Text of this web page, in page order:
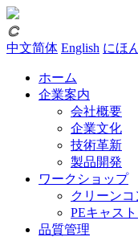
𐃗
中文简体 English にほ
ホーム
企業案内
会社概要
企業文化
技術革新
製品開発
ワークショップ
クリーン
PEキャス
品質管理